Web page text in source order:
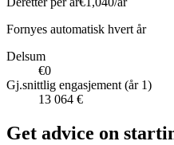
Fornyes automatisk hvert år
Delsum
€0
Gj.snittlig engasjement (år 1)
13 064 €
Get advice on